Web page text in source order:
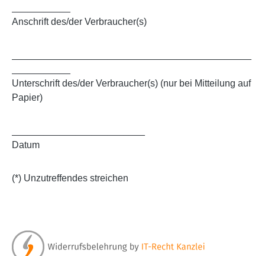
Anschrift des/der Verbraucher(s)
Unterschrift des/der Verbraucher(s) (nur bei Mitteilung auf
Papier)
Datum
(*) Unzutreffendes streichen